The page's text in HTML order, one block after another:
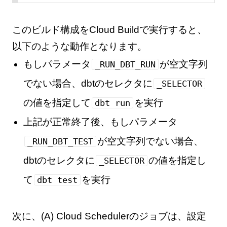
このビルド構成をCloud Buildで実行すると、
以下のような動作となります。
もしパラメータ
_RUN_DBT_RUN が空文字列
でない場合、dbtのセレクタに
_SELECTOR
の値を指定して dbt run を実行
上記が正常終了後、もしパラメータ
_RUN_DBT_TEST が空文字列でない場合、
dbtのセレクタに
_SELECTOR の値を指定し
て dbt test を実行
次に、(A) Cloud Schedulerのジョブは、設定